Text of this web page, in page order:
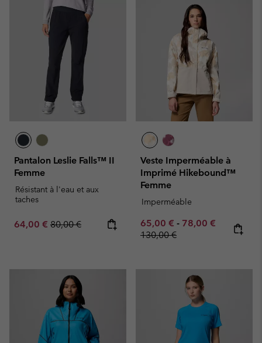
Pantalon Leslie Falls™ II
Femme
Résistant à l'eau et aux
taches
Sale price:
64,00 € Regular price:
80,00 €
Veste Imperméable à
Imprimé Hikebound™
Femme
Imperméable
Minimum sale price:
65,00 € - Maximum sale
78,00 € Regular
130,00 €